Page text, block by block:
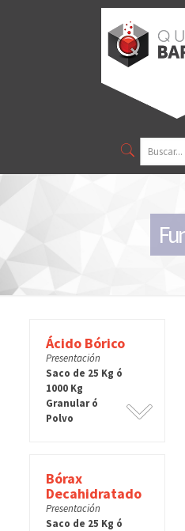
Ácido Bórico
Presentación
Saco de 25 Kg ó
1000 Kg
Granular ó
Polvo
Bórax
Decahidratado
Presentación
Saco de 25 Kg ó